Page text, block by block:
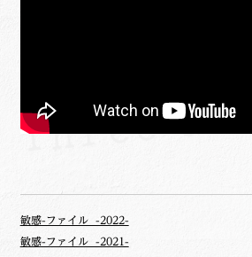
敏感-ファイル -2022-
敏感-ファイル -2021-